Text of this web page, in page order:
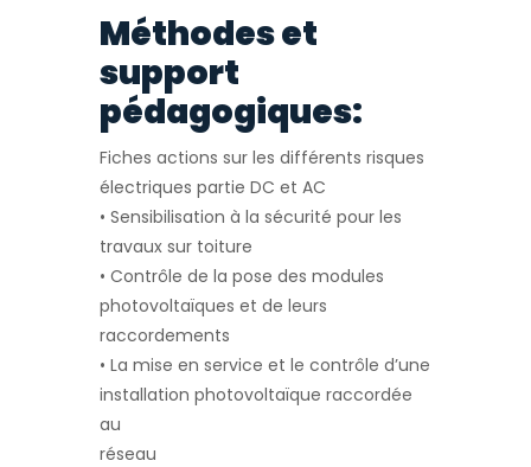
Méthodes et
support
pédagogiques:
Fiches actions sur les différents risques
électriques partie DC et AC
• Sensibilisation à la sécurité pour les
travaux sur toiture
• Contrôle de la pose des modules
photovoltaïques et de leurs
raccordements
• La mise en service et le contrôle d’une
installation photovoltaïque raccordée
au
réseau